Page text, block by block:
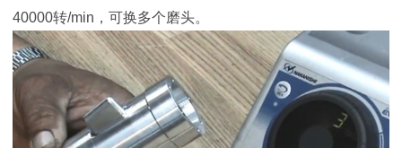
40000转/min，可换多个磨头。